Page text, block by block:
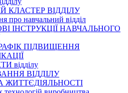
КЛАСТЕР ВІДДІЛУ
про навчальний вiддiл
ІНСТРУКЦІЇ НАВЧАЛЬНОГО
ПІДВИЩЕННЯ
відділу
ВІДДІЛУ
ЖИТТЄДІЯЛЬНОСТІ